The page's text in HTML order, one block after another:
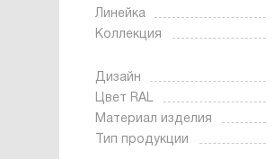
Линейка
Коллекция
Дизайн
Цвет RAL
Материал изделия
Тип продукции